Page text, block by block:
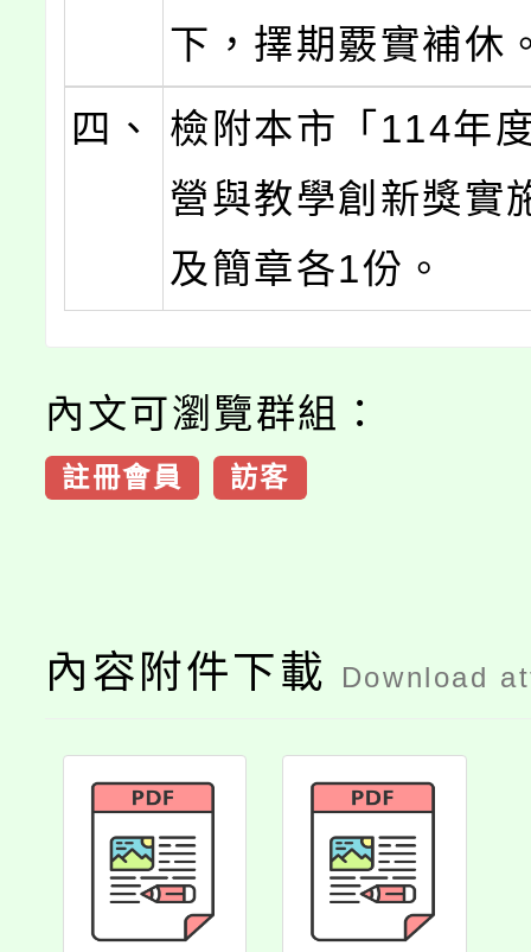
下，擇期覈實補休
四、
檢附本市「114年
營與教學創新獎實
及簡章各1份。
內文可瀏覽群組：
註冊會員 訪客
內容附件下載 Download